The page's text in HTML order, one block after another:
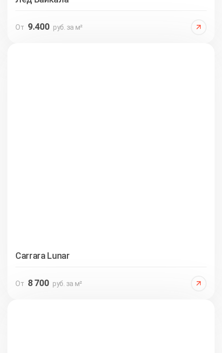
От 9.400 руб. за м²
Carrara Lunar
От 8 700 руб. за м²